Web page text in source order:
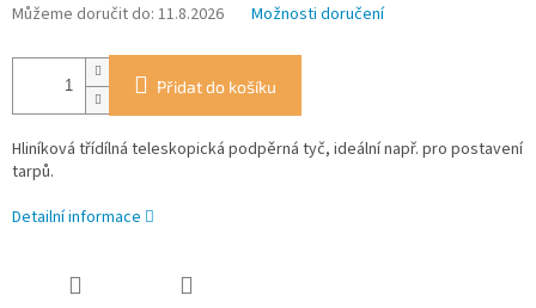
Můžeme doručit do: 11.8.2026 Možnosti doručení
Přidat do košíku
Hliníková třídílná teleskopická podpěrná tyč, ideální např. pro postavení
tarpů.
Detailní informace